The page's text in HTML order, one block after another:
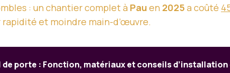
: un chantier complet à Pau en 2025a coûté
et moindre main-d’œuvre.
de porte : Fonction, matériaux et conseils